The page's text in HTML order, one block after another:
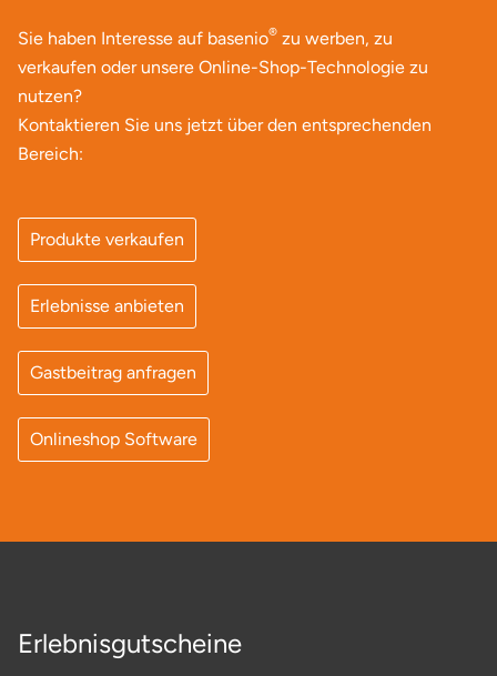
Sie haben Interesse auf basenio® zu werben, zu
verkaufen oder unsere Online-Shop-Technologie zu
nutzen?
Kontaktieren Sie uns jetzt über den entsprechenden
Bereich:
Produkte verkaufen
Erlebnisse anbieten
Gastbeitrag anfragen
Onlineshop Software
Erlebnisgutscheine
Moers
Märkisch-Oderland
München
Münster
Neckarsulm
Nesselwang